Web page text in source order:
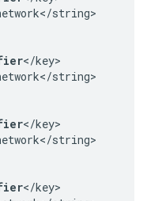
string>
</key>
string>
</key>
string>
</key>